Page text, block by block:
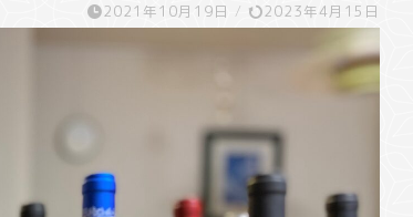
2021年10月19日 / 2023年4月15日